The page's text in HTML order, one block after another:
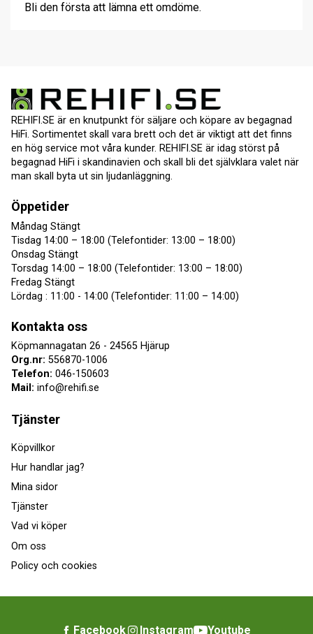
Bli den första att lämna ett omdöme.
REHIFI.SE är en knutpunkt för säljare och köpare av begagnad
HiFi. Sortimentet skall vara brett och det är viktigt att det finns
en hög service mot våra kunder. REHIFI.SE är idag störst på
begagnad HiFi i skandinavien och skall bli det självklara valet när
man skall byta ut sin ljudanläggning.
Öppetider
Måndag Stängt
Tisdag 14:00 – 18:00 (Telefontider: 13:00 – 18:00)
Onsdag Stängt
Torsdag 14:00 – 18:00 (Telefontider: 13:00 – 18:00)
Fredag Stängt
Lördag : 11:00 - 14:00 (Telefontider: 11:00 – 14:00)
Kontakta oss
Köpmannagatan 26 - 24565 Hjärup
Org.nr: 556870-1006
Telefon: 046-150603
Mail: info@rehifi.se
Tjänster
Köpvillkor
Hur handlar jag?
Mina sidor
Tjänster
Vad vi köper
Om oss
Policy och cookies
Facebook Instagram Youtube